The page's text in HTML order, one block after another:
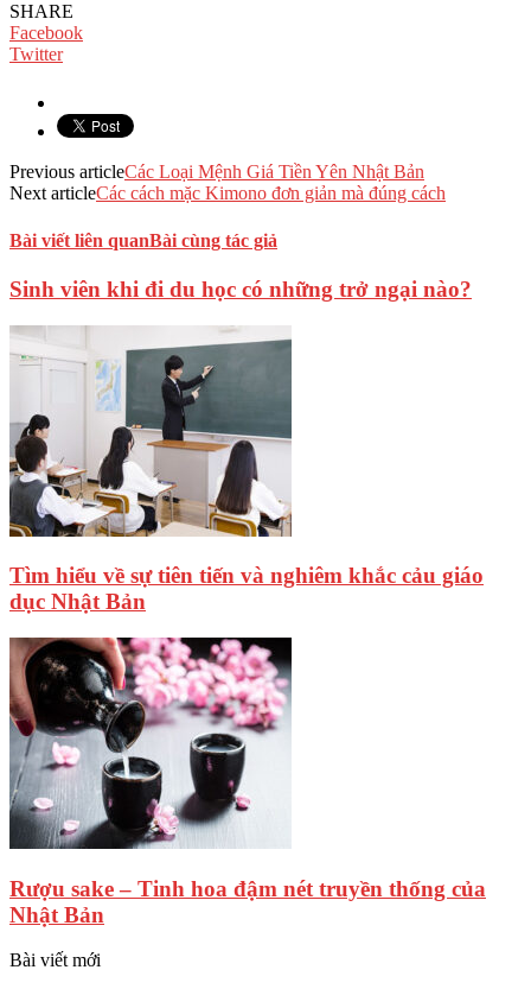
SHARE
Facebook
Twitter
Previous articleCác Loại Mệnh Giá Tiền Yên Nhật Bản
Next articleCác cách mặc Kimono đơn giản mà đúng cách
Bài viết liên quanBài cùng tác giả
Sinh viên khi đi du học có những trở ngại nào?
Tìm hiểu về sự tiên tiến và nghiêm khắc cảu giáo
dục Nhật Bản
Rượu sake – Tinh hoa đậm nét truyền thống của
Nhật Bản
Bài viết mới